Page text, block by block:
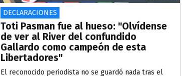
DECLARACIONES
Toti Pasman fue al hueso: "Olvídense
de ver al River del confundido
Gallardo como campeón de esta
Libertadores"
El reconocido periodista no se guardó nada tras el